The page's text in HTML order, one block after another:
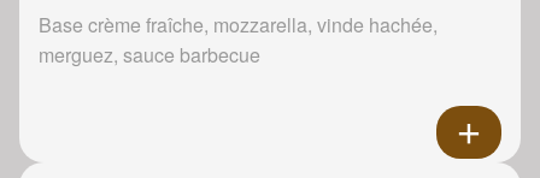
Base crème fraîche, mozzarella, vinde hachée,
merguez, sauce barbecue